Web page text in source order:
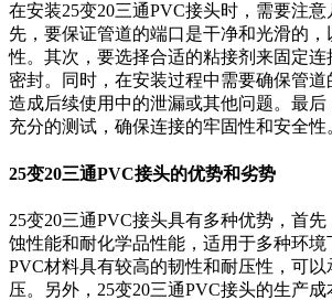
在安装25变20三通PVC接头时，需要注
先，要保证管道的端口是干净和光滑的
性。其次，要选择合适的粘接剂来固定
密封。同时，在安装过程中需要确保管
造成后续使用中的泄漏或其他问题。最
充分的测试，确保连接的牢固性和安全性
25变20三通PVC接头的优势和劣势
25变20三通PVC接头具有多种优势，首
蚀性能和耐化学品性能，适用于多种环境
PVC材料具有较高的韧性和耐压性，可
压。另外，25变20三通PVC接头的生产